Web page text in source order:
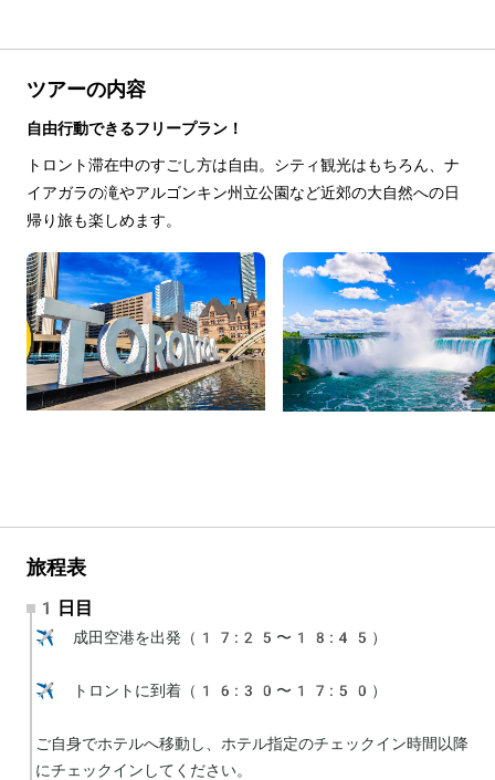
ツアーの内容
自由行動できるフリープラン！
トロント滞在中のすごし方は自由。シティ観光はもちろん、ナ
イアガラの滝やアルゴンキン州立公園など近郊の大自然への日
帰り旅も楽しめます。
旅程表
1日目
✈️ 成田空港を出発（17:25〜18:45）
✈️ トロントに到着（16:30〜17:50）
ご自身でホテルへ移動し、ホテル指定のチェックイン時間以降
にチェックインしてください。